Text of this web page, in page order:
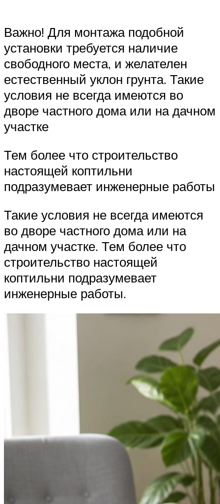
Важно! Для монтажа подобной
установки требуется наличие
свободного места, и желателен
естественный уклон грунта. Такие
условия не всегда имеются во
дворе частного дома или на дачном
участке
Тем более что строительство
настоящей коптильни
подразумевает инженерные работы
Такие условия не всегда имеются
во дворе частного дома или на
дачном участке. Тем более что
строительство настоящей
коптильни подразумевает
инженерные работы.